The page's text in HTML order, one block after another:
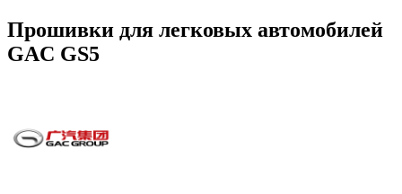
Прошивки для легковых автомобилей
GAC GS5